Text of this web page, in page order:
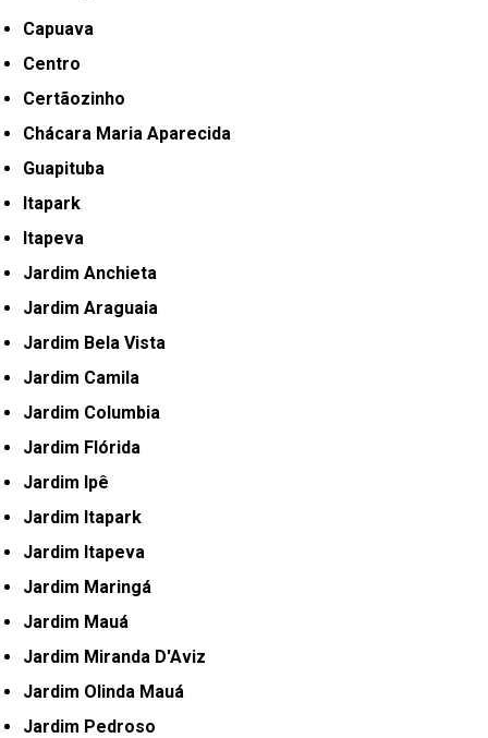
Capuava
Centro
Certãozinho
Chácara Maria Aparecida
Guapituba
Itapark
Itapeva
Jardim Anchieta
Jardim Araguaia
Jardim Bela Vista
Jardim Camila
Jardim Columbia
Jardim Flórida
Jardim Ipê
Jardim Itapark
Jardim Itapeva
Jardim Maringá
Jardim Mauá
Jardim Miranda D'Aviz
Jardim Olinda Mauá
Jardim Pedroso